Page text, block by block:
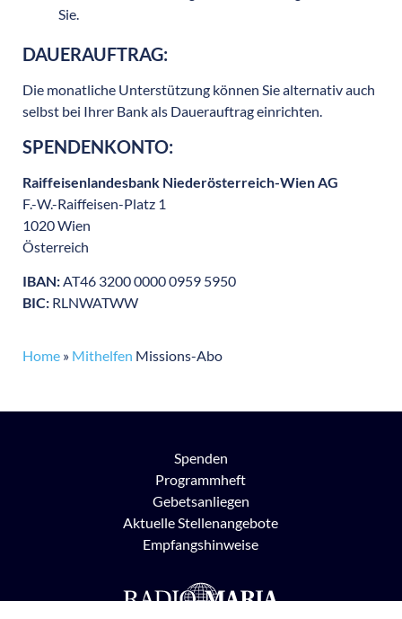
Sie.
DAUERAUFTRAG:
Die monatliche Unterstützung können Sie alternativ auch
selbst bei Ihrer Bank als Dauerauftrag einrichten.
SPENDENKONTO:
Raiffeisenlandesbank Niederösterreich-Wien AG
F.-W.-Raiffeisen-Platz 1
1020 Wien
Österreich
IBAN:AT46 3200 0000 0959 5950
BIC: RLNWATWW
Home » Mithelfen Missions-Abo
Spenden
Programmheft
Gebetsanliegen
Aktuelle Stellenangebote
Empfangshinweise